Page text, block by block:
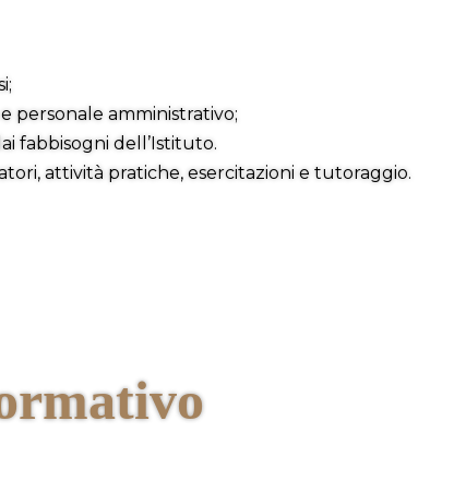
personale amministrativo;
fabbisogni dell’Istituto.
attività pratiche, esercitazioni e tutoraggio.